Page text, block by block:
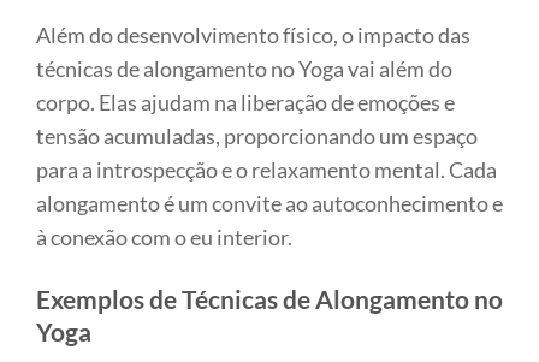
Além do desenvolvimento físico, o impacto das
técnicas de alongamento no Yoga vai além do
corpo. Elas ajudam na liberação de emoções e
tensão acumuladas, proporcionando um espaço
para a introspecção e o relaxamento mental. Cada
alongamento é um convite ao autoconhecimento e
à conexão com o eu interior.
Exemplos de Técnicas de Alongamento no
Yoga